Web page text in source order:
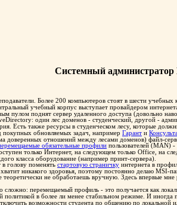
Системный
Более 200 компьютеров стоят в шести
учебный корпус выступает провайдером
поднят сервер удаленного доступа (довольно
один лес доменов - студенческий, другой -
Есть также ресурсы в студенческом лесу, которые
покупных обновляемых задач, например Гарант и
доверенных отношений между лесами доменов) файл-
обязательные профили пользователей (MAN)
только Интернет, на следующем только Office, на
класса оборудование (например принт-сервера).
в голову поменять стартовую страничку интернета в
никакого здоровья, поэтому постоянно делаю
не обработаешь вручную. Здесь впервые
перемещаемый профиль - это получается как
в более ли менее стабильном режиме. И
возможности студента по общению по